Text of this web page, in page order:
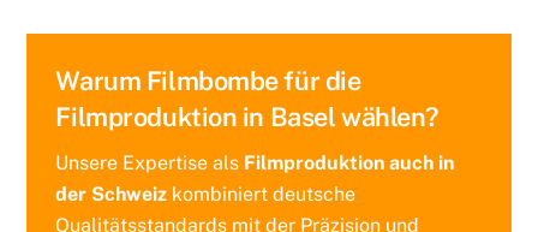
Warum Filmbombe für die
Filmproduktion in Basel wählen?
Unsere Expertise als Filmproduktion auch in
der Schweiz kombiniert deutsche
Qualitätsstandards mit der Präzision und